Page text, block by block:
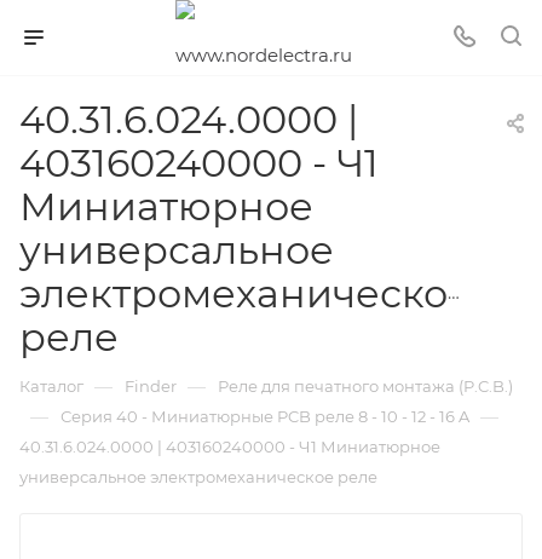
40.31.6.024.0000 |
403160240000 - Ч1
Миниатюрное
универсальное
электромеханическое
реле
Каталог — Finder — Реле для печатного монтажа (P.C.B.)
— Серия 40 - Миниатюрные PCB реле 8 - 10 - 12 - 16 A —
40.31.6.024.0000 | 403160240000 - Ч1 Миниатюрное
универсальное электромеханическое реле